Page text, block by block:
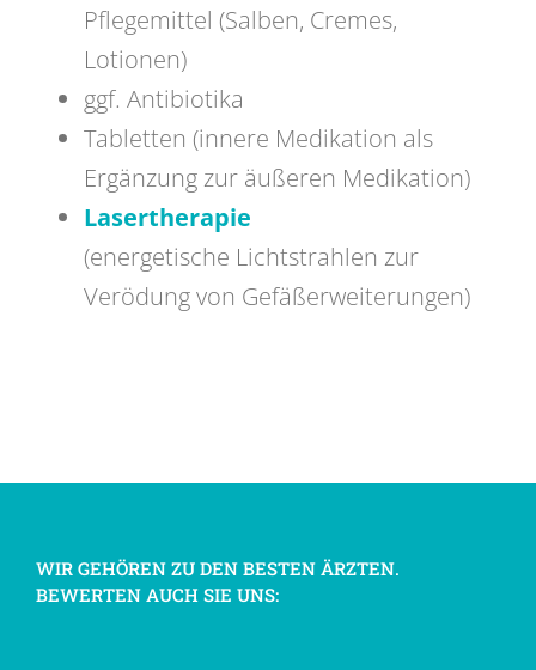
Pflegemittel (Salben, Cremes,
Lotionen)
ggf. Antibiotika
Tabletten (innere Medikation als
Ergänzung zur äußeren Medikation)
Lasertherapie
(energetische Lichtstrahlen zur
Verödung von Gefäßerweiterungen)
WIR GEHÖREN ZU DEN BESTEN ÄRZTEN.
BEWERTEN AUCH SIE UNS: